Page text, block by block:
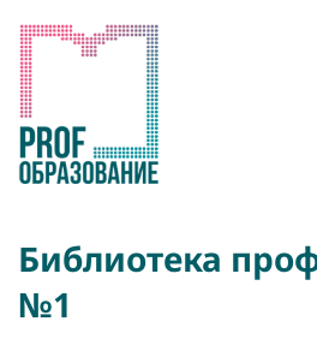
Библиотека
№1